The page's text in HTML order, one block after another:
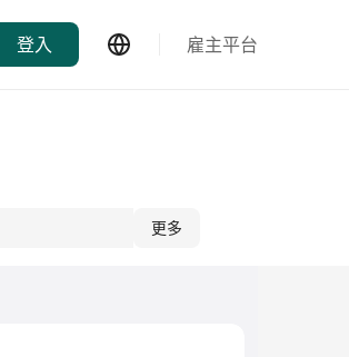
登入 雇主平台
更多